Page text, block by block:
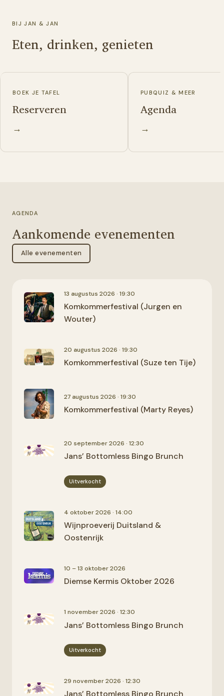
BIJ JAN & JAN
Eten, drinken, genieten
BOEK JE TAFEL
Reserveren
→
PUBQUIZ & MEER
Agenda
→
AGENDA
Aankomende evenementen
Alle evenementen
13 augustus 2026 · 19:30
Komkommerfestival (Jurgen en
Wouter)
20 augustus 2026 · 19:30
Komkommerfestival (Suze ten Tije)
27 augustus 2026 · 19:30
Komkommerfestival (Marty Reyes)
20 september 2026 · 12:30
Jans’ Bottomless Bingo Brunch
Uitverkocht
4 oktober 2026 · 14:00
Wijnproeverij Duitsland &
Oostenrijk
10 – 13 oktober 2026
Diemse Kermis Oktober 2026
1 november 2026 · 12:30
Jans’ Bottomless Bingo Brunch
Uitverkocht
29 november 2026 · 12:30